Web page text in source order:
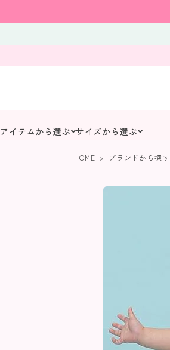
アイテムから選ぶ サイズから選ぶ
HOME ブランドから探す